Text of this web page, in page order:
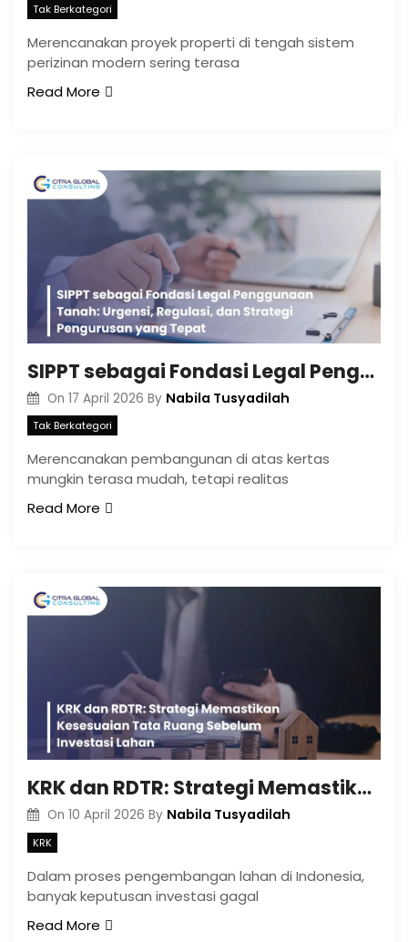
Tak Berkategori
Merencanakan proyek properti di tengah sistem
perizinan modern sering terasa
Read More
SIPPT sebagai Fondasi Legal Penggunaan Tanah: Urgensi, Regulasi, dan Strategi Pengurusan yang Tepat
On 17 April 2026 By Nabila Tusyadilah
Tak Berkategori
Merencanakan pembangunan di atas kertas
mungkin terasa mudah, tetapi realitas
Read More
KRK dan RDTR: Strategi Memastikan Kesesuaian Tata Ruang Sebelum Investasi Lahan
On 10 April 2026 By Nabila Tusyadilah
KRK
Dalam proses pengembangan lahan di Indonesia,
banyak keputusan investasi gagal
Read More